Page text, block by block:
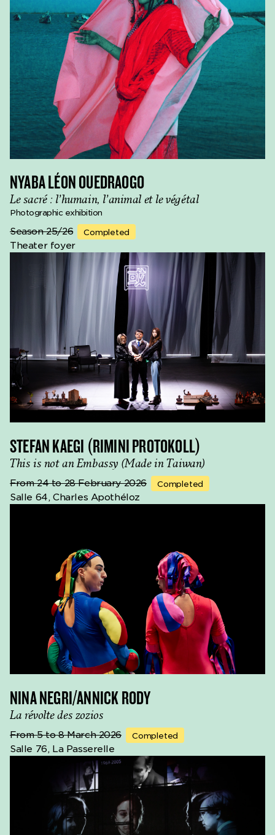
NYABA LÉON OUEDRAOGO
Le sacré : l’humain, l’animal et le végétal
Photographic exhibition
Season 25/26 Completed
Theater foyer
STEFAN KAEGI (RIMINI PROTOKOLL)
This is not an Embassy (Made in Taiwan)
From 24 to 28 February 2026 Completed
Salle 64, Charles Apothéloz
NINA NEGRI/ANNICK RODY
La révolte des zozios
From 5 to 8 March 2026 Completed
Salle 76, La Passerelle